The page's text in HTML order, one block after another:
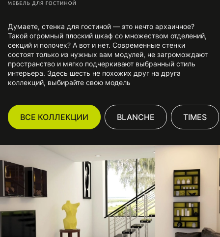
Думаете, стенка для гостиной — это нечто архаичное?
Такой огромный плоский шкаф со множеством отделений,
секций и полочек? А вот и нет. Современные стенки
состоят только из нужных вам модулей, не загромождают
пространство и мягко подчеркивают выбранный стиль
интерьера. Здесь шесть не похожих друг на друга
коллекций, выбирайте свою модель
ВСЕ КОЛЛЕКЦИИ BLANCHE TIMES